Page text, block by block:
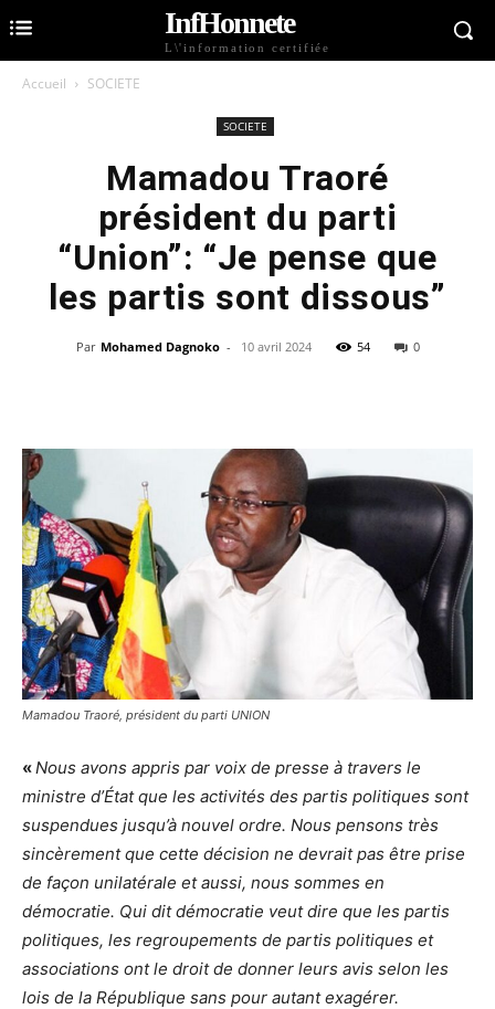
InfHonnete
L\'information certifiée
Accueil SOCIETE
SOCIETE
Mamadou Traoré
président du parti
“Union”: “Je pense que
les partis sont dissous”
Par Mohamed Dagnoko - 10 avril 2024 54 0
Mamadou Traoré, président du parti UNION
«Nous avons appris par voix de presse à travers le
ministre d’État que les activités des partis politiques sont
suspendues jusqu’à nouvel ordre. Nous pensons très
sincèrement que cette décision ne devrait pas être prise
de façon unilatérale et aussi, nous sommes en
démocratie. Qui dit démocratie veut dire que les partis
politiques, les regroupements de partis politiques et
associations ont le droit de donner leurs avis selon les
lois de la République sans pour autant exagérer.